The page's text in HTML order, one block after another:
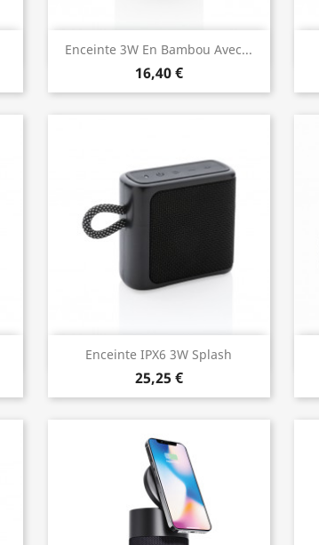
Enceinte 3W En Bambou Avec...
16,40 €
Aperçu rapide
Enceinte IPX6 3W Splash
25,25 €
Aperçu rapide